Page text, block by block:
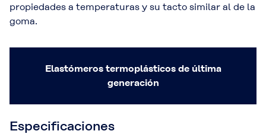
propiedades a temperaturas y su tacto similar al de la
goma.
Elastómeros termoplásticos de última
generación
Especificaciones